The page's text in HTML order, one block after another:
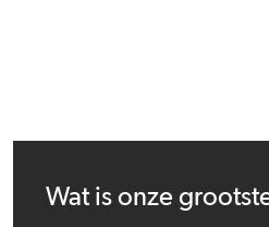
Wat is onze